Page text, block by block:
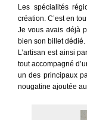
Les spécialités
création. C’est en
Je vous avais déjà
bien son billet dédié.
L’artisan est ainsi
tout accompagné
un des principaux
nougatine ajoutée